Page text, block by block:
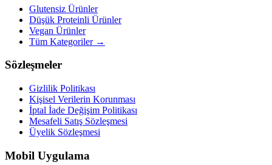
Glutensiz Ürünler
Düşük Proteinli Ürünler
Vegan Ürünler
Tüm Kategoriler →
Sözleşmeler
Gizlilik Politikası
Kişisel Verilerin Korunması
İptal İade Değişim Politikası
Mesafeli Satış Sözleşmesi
Üyelik Sözleşmesi
Mobil Uygulama